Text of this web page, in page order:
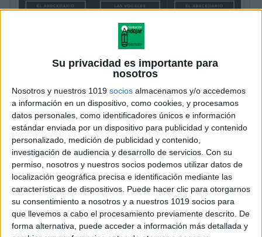
Su privacidad es importante para
nosotros
Nosotros y nuestros 1019 socios almacenamos y/o accedemos
a información en un dispositivo, como cookies, y procesamos
datos personales, como identificadores únicos e información
estándar enviada por un dispositivo para publicidad y contenido
personalizado, medición de publicidad y contenido,
investigación de audiencia y desarrollo de servicios. Con su
permiso, nosotros y nuestros socios podemos utilizar datos de
localización geográfica precisa e identificación mediante las
características de dispositivos. Puede hacer clic para otorgarnos
su consentimiento a nosotros y a nuestros 1019 socios para
que llevemos a cabo el procesamiento previamente descrito. De
forma alternativa, puede acceder a información más detallada y
Conciencia fonológica y lectoescritura:
Vocales y consonantes con pictogramas
Publicado el 25 septiembre, 2019
Conjunto de materiales para imprimir con diferentes
contenidos y actividades para la trabajar la conciencia
fonológica asociada a la lectoescritura. Realizados por
Marta García Conejo @martss_24 DESCARGA LOS
MATERIALES EN […]